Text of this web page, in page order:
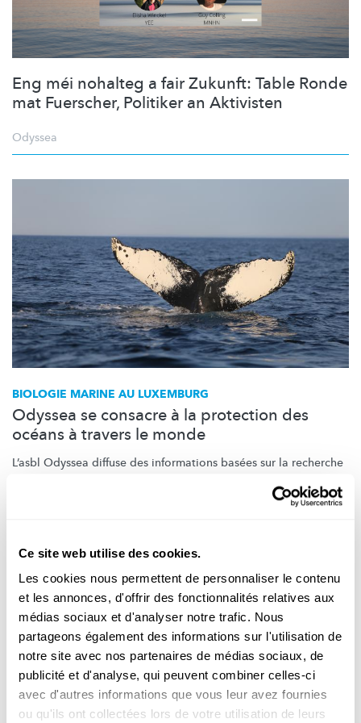
Ce site web utilise des cookies.
Les cookies nous permettent de personnaliser le contenu
et les annonces, d'offrir des fonctionnalités relatives aux
médias sociaux et d'analyser notre trafic. Nous
partageons également des informations sur l'utilisation de
notre site avec nos partenaires de médias sociaux, de
publicité et d'analyse, qui peuvent combiner celles-ci
avec d'autres informations que vous leur avez fournies
ou qu'ils ont collectées lors de votre utilisation de leurs
Eng méi nohalteg a fair Zukunft: Table Ronde
mat Fuerscher, Politiker an Aktivisten
Odyssea
BIOLOGIE MARINE AU LUXEMBURG
Odyssea se consacre à la protection des
océans à travers le monde
L’asbl Odyssea diffuse des informations basées sur la recherche
intérêt pour la biologie marine et de la promouvoir.
Suivezscience.lu
Ces plugins sont masqués car vous avez
refusé les cookies liés aux réseaux sociaux.